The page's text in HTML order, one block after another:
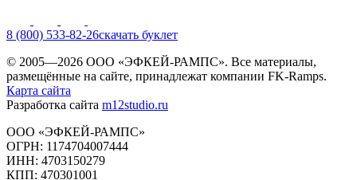
8 (800) 533-82-26cкачать буклет
© 2005—2026 ООО «ЭФКЕЙ-РАМПС». Все материалы,
размещённые на сайте, принадлежат компании FK-Ramps.
Карта сайта
Разработка сайта m12studio.ru
ООО «ЭФКЕЙ-РАМПС»
ОГРН: 1174704007444
ИНН: 4703150279
КПП: 470301001